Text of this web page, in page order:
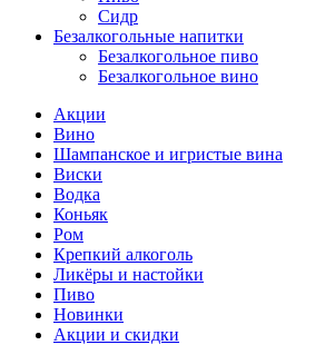
Сидр
Безалкогольные напитки
Безалкогольное пиво
Безалкогольное вино
Акции
Вино
Шампанское и игристые вина
Виски
Водка
Коньяк
Ром
Крепкий алкоголь
Ликёры и настойки
Пиво
Новинки
Акции и скидки